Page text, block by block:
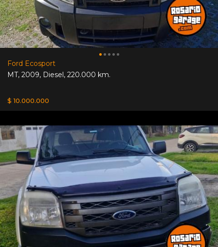
Ford Ecosport
MT, 2009, Diesel, 220.000 km.
$ 10.000.000